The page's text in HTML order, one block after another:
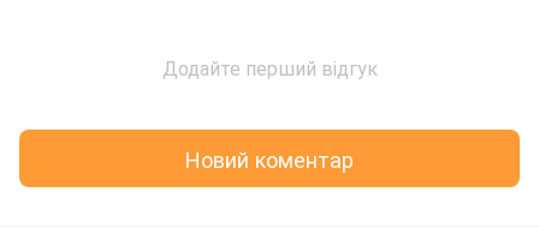
Додайте перший відгук
Новий коментар